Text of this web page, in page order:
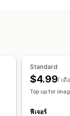
Standard
$4.99/ เดื
Top up for
ฟีเจอร์